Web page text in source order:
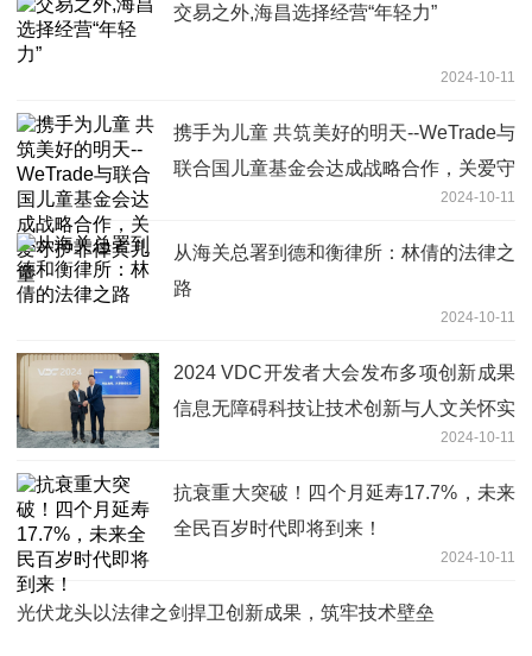
交易之外,海昌选择经营“年轻力”
2024-10-11
携手为儿童 共筑美好的明天--WeTrade与
联合国儿童基金会达成战略合作，关爱守
2024-10-11
从海关总署到德和衡律所：林倩的法律之
路
2024-10-11
2024 VDC开发者大会发布多项创新成果
信息无障碍科技让技术创新与人文关怀实
2024-10-11
抗衰重大突破！四个月延寿17.7%，未来
全民百岁时代即将到来！
2024-10-11
光伏龙头以法律之剑捍卫创新成果，筑牢技术壁垒